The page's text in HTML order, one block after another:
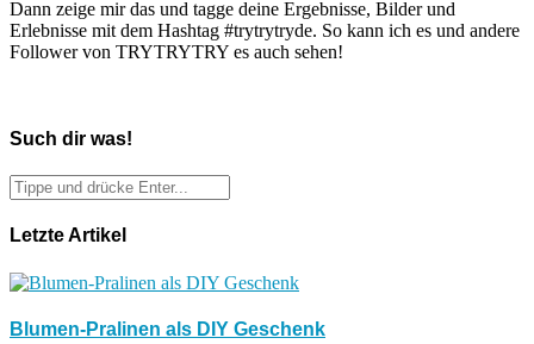
Dann zeige mir das und tagge deine Ergebnisse, Bilder und
Erlebnisse mit dem Hashtag #trytrytryde. So kann ich es und andere
Follower von TRYTRYTRY es auch sehen!
Such dir was!
Letzte Artikel
Blumen-Pralinen als DIY Geschenk